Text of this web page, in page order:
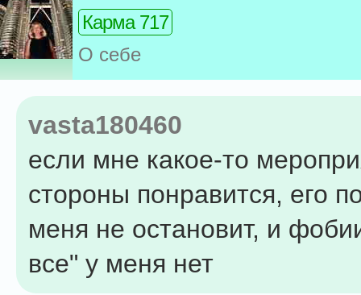
Карма 717
О себе
vasta180460
если мне какое-то
стороны понравится, его
меня не остановит, и
все" у меня нет